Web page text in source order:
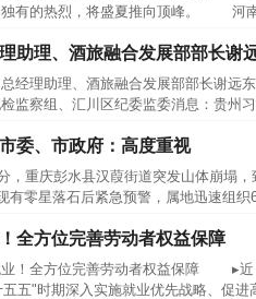
独有的热烈，将盛夏推向顶峰。 河
助理、酒旅融合发展部部长谢
经理助理、酒旅融合发展部部长谢
监察组、汇川区纪委监委消息：贵州
委、市政府：高度重视
重庆彭水县汉葭街道突发山体崩塌，
有零星落石后紧急预警，属地迅速组
全方位完善劳动者权益保障
！全方位完善劳动者权益保障 ▸近
五"时期深入实施就业优先战略、促进
？